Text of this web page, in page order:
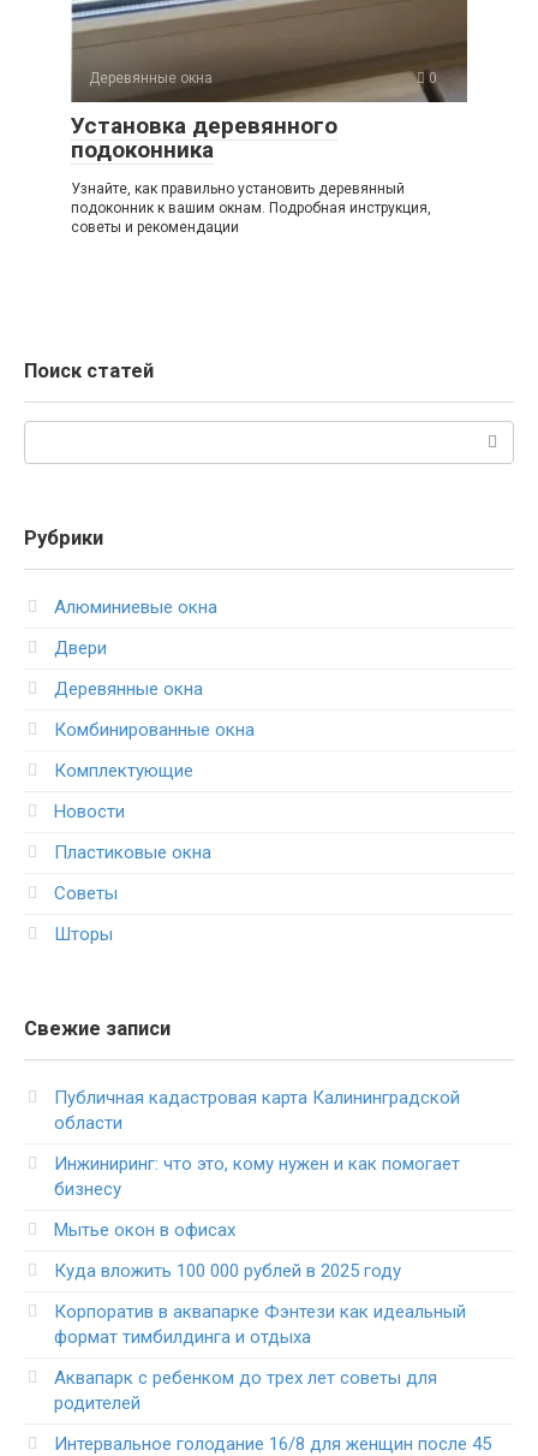
Деревянные окна 0
Установка деревянного
подоконника
Узнайте, как правильно установить деревянный
подоконник к вашим окнам. Подробная инструкция,
советы и рекомендации
Поиск статей
Рубрики
Алюминиевые окна
Двери
Деревянные окна
Комбинированные окна
Комплектующие
Новости
Пластиковые окна
Советы
Шторы
Свежие записи
Публичная кадастровая карта Калининградской
области
Инжиниринг: что это, кому нужен и как помогает
бизнесу
Мытье окон в офисах
Куда вложить 100 000 рублей в 2025 году
Корпоратив в аквапарке Фэнтези как идеальный
формат тимбилдинга и отдыха
Аквапарк с ребенком до трех лет советы для
родителей
Интервальное голодание 16/8 для женщин после 45